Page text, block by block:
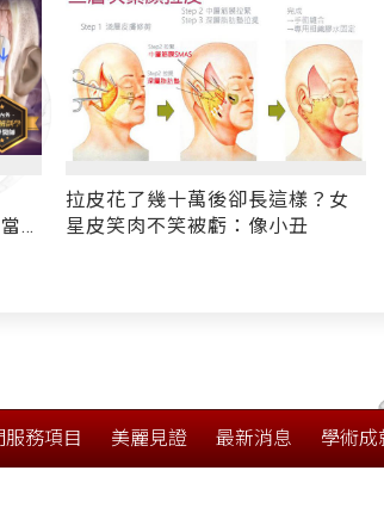
拉皮花了幾十萬後卻長這樣？女
星皮笑肉不笑被虧：像小丑
服務項目 美麗見證 最新消息 學術成